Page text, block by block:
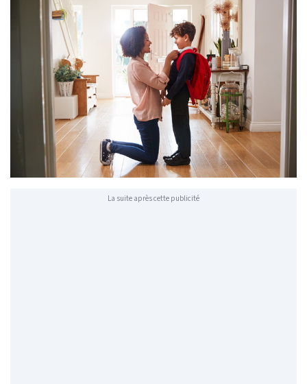
La suite après cette publicité